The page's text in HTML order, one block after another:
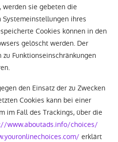
werden sie gebeten die
ihres
Cookies können in den
gelöscht werden. Der
Funktionseinschränkungen
den Einsatz der zu Zwecken
Cookies kann bei einer
im Fall des Trackings, über die
www.aboutads.info/choices/
erklärt